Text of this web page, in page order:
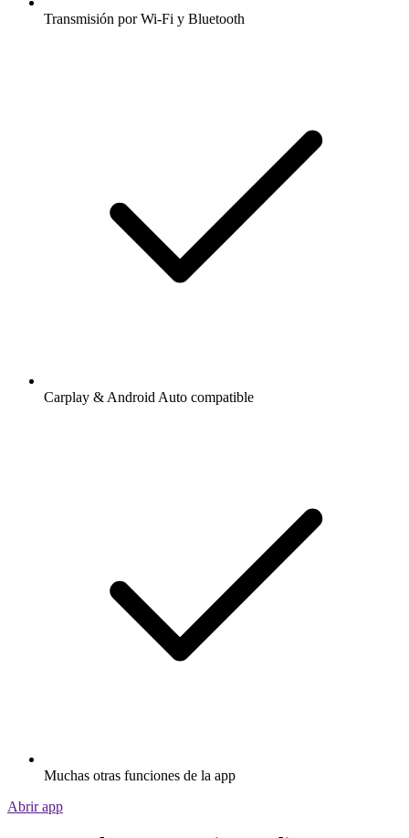
Transmisión por Wi-Fi y Bluetooth
Carplay & Android Auto compatible
Muchas otras funciones de la app
Abrir app